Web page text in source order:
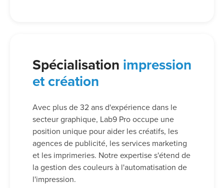
Spécialisation impression
et création
Avec plus de 32 ans d'expérience dans le
secteur graphique, Lab9 Pro occupe une
position unique pour aider les créatifs, les
agences de publicité, les services marketing
et les imprimeries. Notre expertise s'étend de
la gestion des couleurs à l'automatisation de
l'impression.